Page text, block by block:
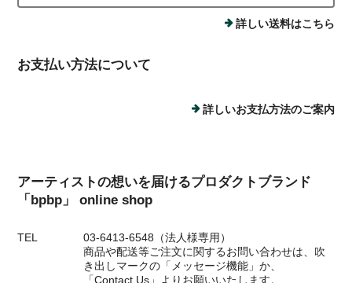
詳しい送料はこちら
お支払い方法について
詳しいお支払方法のご案内
アーティストの想いを届けるプロダクトブランド
「bpbp」 online shop
TEL
03-6413-6548（法人様専用）
商品や配送等ご注文に関するお問い合わせは、吹
き出しマークの「メッセージ機能」か、
「Contact Us」よりお願いいたします。